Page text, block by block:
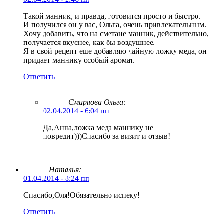
Такой манник, и правда, готовится просто и быстро.
И получился он у вас, Ольга, очень привлекательным.
Хочу добавить, что на сметане манник, действительно,
получается вкуснее, как бы воздушнее.
Я в свой рецепт еще добавляю чайную ложку меда, он
придает маннику особый аромат.
Ответить
Смирнова Ольга:
02.04.2014 - 6:04 пп
Да,Анна,ложка меда маннику не
повредит)))Спасибо за визит и отзыв!
Наталья:
01.04.2014 - 8:24 пп
Спасибо,Оля!Обязательно испеку!
Ответить